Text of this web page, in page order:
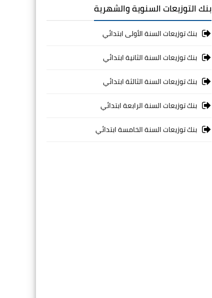
بنك التوزيعات السنوية والشهرية
بنك توزيعات السنة الأولى ابتدائي
بنك توزيعات السنة الثانية ابتدائي
بنك توزيعات السنة الثالثة ابتدائي
بنك توزيعات السنة الرابعة ابتدائي
بنك توزيعات السنة الخامسة ابتدائي